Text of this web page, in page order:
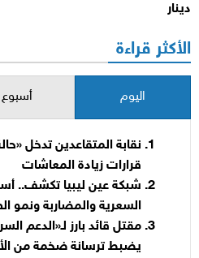
دينار
الأكثر قراءة
اليوم أسبوع
نقابة المتقاعدين تدخل
قرارات زيادة المعاشات
شبكة عين ليبيا تكشف..
السعرية والمضاربة ونمو
مقتل قائد بارز لـ«الدعم
يضبط ترسانة ضخمة من